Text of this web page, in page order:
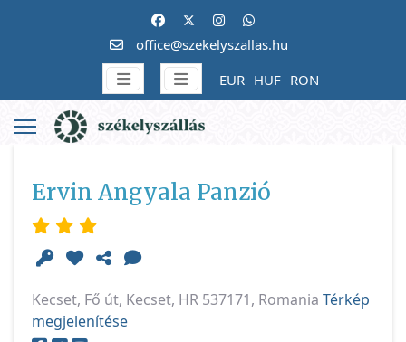
office@szekelyszallas.hu
EUR HUF RON
Ervin Angyala Panzió
Kecset, Fő út, Kecset, HR 537171, Romania Térkép
megjelenítése